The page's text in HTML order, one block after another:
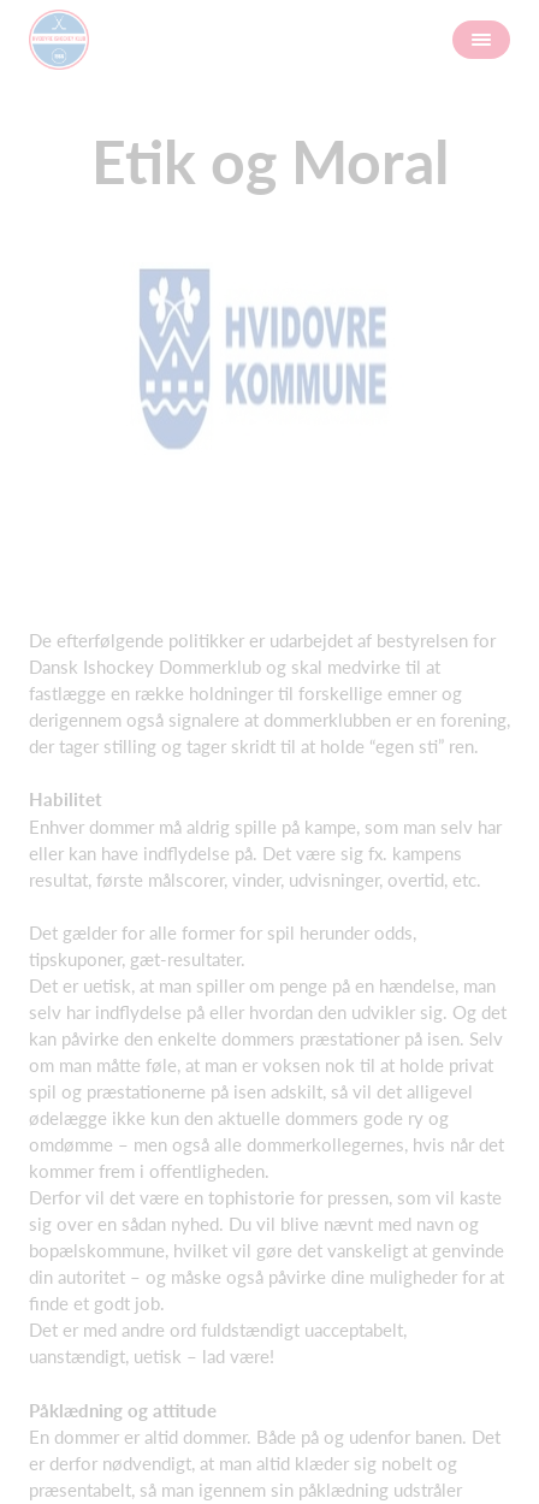
Etik og Moral
De efterfølgende politikker er udarbejdet af bestyrelsen for
Dansk Ishockey Dommerklub og skal medvirke til at
fastlægge en række holdninger til forskellige emner og
derigennem også signalere at dommerklubben er en forening,
der tager stilling og tager skridt til at holde “egen sti” ren.
Habilitet
Enhver dommer må aldrig spille på kampe, som man selv har
eller kan have indflydelse på. Det være sig fx. kampens
resultat, første målscorer, vinder, udvisninger, overtid, etc.
Det gælder for alle former for spil herunder odds,
tipskuponer, gæt-resultater.
Det er uetisk, at man spiller om penge på en hændelse, man
selv har indflydelse på eller hvordan den udvikler sig. Og det
kan påvirke den enkelte dommers præstationer på isen. Selv
om man måtte føle, at man er voksen nok til at holde privat
spil og præstationerne på isen adskilt, så vil det alligevel
ødelægge ikke kun den aktuelle dommers gode ry og
omdømme – men også alle dommerkollegernes, hvis når det
kommer frem i offentligheden.
Derfor vil det være en tophistorie for pressen, som vil kaste
sig over en sådan nyhed. Du vil blive nævnt med navn og
bopælskommune, hvilket vil gøre det vanskeligt at genvinde
din autoritet – og måske også påvirke dine muligheder for at
finde et godt job.
Det er med andre ord fuldstændigt uacceptabelt,
uanstændigt, uetisk – lad være!
Påklædning og attitude
En dommer er altid dommer. Både på og udenfor banen. Det
er derfor nødvendigt, at man altid klæder sig nobelt og
præsentabelt, så man igennem sin påklædning udstråler